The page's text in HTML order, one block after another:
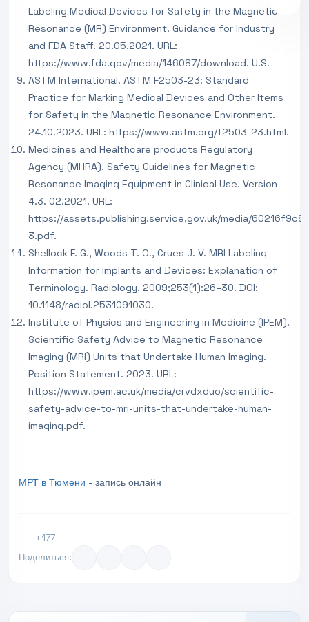
Labeling Medical Devices for Safety in the Magnetic
Resonance (MR) Environment. Guidance for Industry
and FDA Staff. 20.05.2021. URL:
https://www.fda.gov/media/146087/download. U.S.
ASTM International. ASTM F2503-23: Standard
Practice for Marking Medical Devices and Other Items
for Safety in the Magnetic Resonance Environment.
24.10.2023. URL: https://www.astm.org/f2503-23.html.
Medicines and Healthcare products Regulatory
Agency (MHRA). Safety Guidelines for Magnetic
Resonance Imaging Equipment in Clinical Use. Version
4.3. 02.2021. URL:
https://assets.publishing.service.gov.uk/media/
3.pdf.
Shellock F. G., Woods T. O., Crues J. V. MRI Labeling
Information for Implants and Devices: Explanation of
Terminology. Radiology. 2009;253(1):26–30. DOI:
10.1148/radiol.2531091030.
Institute of Physics and Engineering in Medicine (IPEM).
Scientific Safety Advice to Magnetic Resonance
Imaging (MRI) Units that Undertake Human Imaging.
Position Statement. 2023. URL:
https://www.ipem.ac.uk/media/crvdxduo/scientific-
safety-advice-to-mri-units-that-undertake-human-
imaging.pdf.
МРТ в Тюмени - запись онлайн
+177
Поделиться: